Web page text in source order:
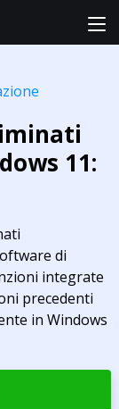
11:
di
integrate
precedenti
in Windows